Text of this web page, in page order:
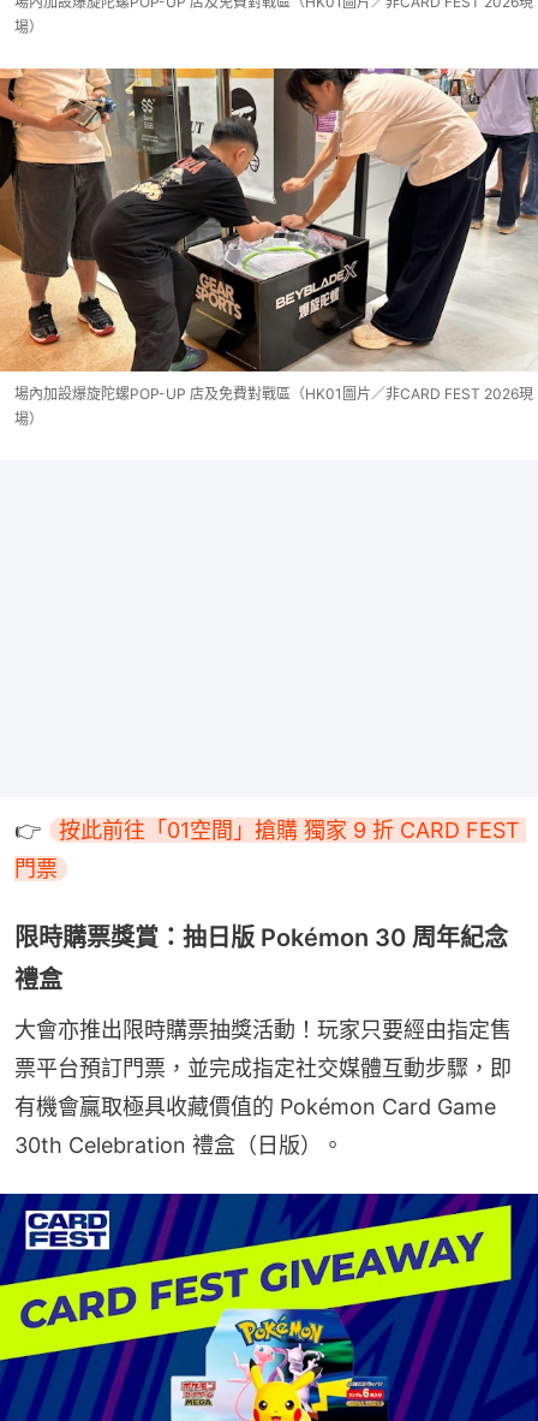
場）
場內加設爆旋陀螺POP-UP 店及免費對戰區（HK01圖片／非CARD FEST 2026現
場）
👉
按此前往「01空間」搶購 獨家 9 折 CARD FEST
門票
限時購票獎賞：抽日版 Pokémon 30 周年紀念
禮盒
大會亦推出限時購票抽獎活動！玩家只要經由指定售
票平台預訂門票，並完成指定社交媒體互動步驟，即
有機會贏取極具收藏價值的 Pokémon Card Game
30th Celebration 禮盒（日版）。